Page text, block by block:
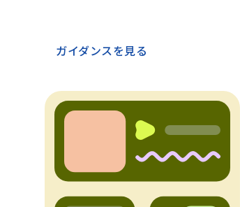
ガイダンスを見る